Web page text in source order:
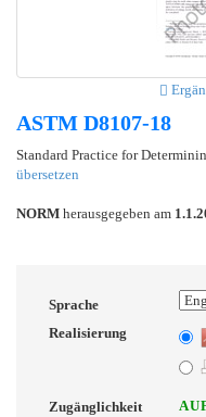
ASTM D8107-18
Standard Practice for
übersetzen
NORM herausgegeben am
Sprache
Realisierung
Zugänglichkeit